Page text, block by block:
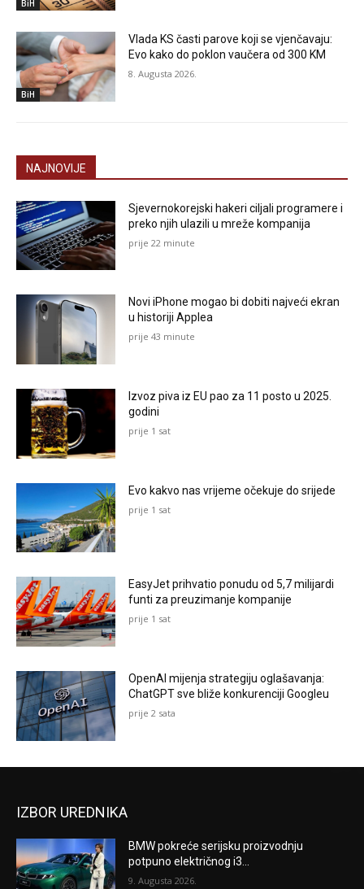
BiH
BiH
Vlada KS časti parove koji se vjenčavaju:
Evo kako do poklon vaučera od 300 KM
8. Augusta 2026.
NAJNOVIJE
Sjevernokorejski hakeri ciljali programere i
preko njih ulazili u mreže kompanija
prije 22 minute
Novi iPhone mogao bi dobiti najveći ekran
u historiji Applea
prije 43 minute
Izvoz piva iz EU pao za 11 posto u 2025.
godini
prije 1 sat
Evo kakvo nas vrijeme očekuje do srijede
prije 1 sat
EasyJet prihvatio ponudu od 5,7 milijardi
funti za preuzimanje kompanije
prije 1 sat
OpenAI mijenja strategiju oglašavanja:
ChatGPT sve bliže konkurenciji Googleu
prije 2 sata
IZBOR UREDNIKA
BMW pokreće serijsku proizvodnju
potpuno električnog i3...
9. Augusta 2026.